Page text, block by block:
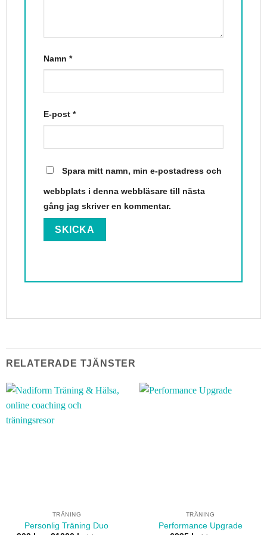
Namn *
E-post *
Spara mitt namn, min e-postadress och
webbplats i denna webbläsare till nästa
gång jag skriver en kommentar.
RELATERADE TJÄNSTER
TRÄNING
Personlig Träning Duo
TRÄNING
Performance Upgrade